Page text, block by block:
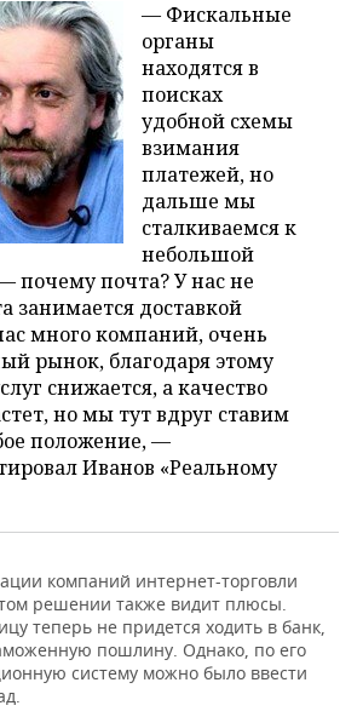
— Фискальные
органы
находятся в
поисках
удобной схемы
взимания
платежей, но
дальше мы
сталкиваемся к
небольшой
почему почта? У нас не
занимается доставкой
много компаний, очень
рынок, благодаря этому
снижается, а качество
но мы тут вдруг ставим
положение, —
Иванов «Реальному
компаний интернет-торговли
решении также видит плюсы.
теперь не придется ходить в банк,
пошлину. Однако, по его
систему можно было ввести